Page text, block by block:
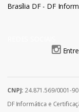
Brasília DF - DF
CNPJ: 24.871.569/0001-90
DF Informática e